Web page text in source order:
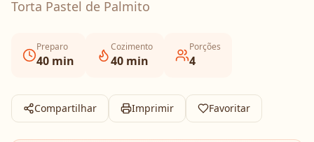
Torta Pastel de Palmito
Preparo
40 min
Cozimento
40 min
Porções
4
Compartilhar Imprimir Favoritar